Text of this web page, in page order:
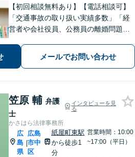
【初回相談無料あり】【電話相談可】
「交通事故の取り扱い実績多数」「経
営者や会社役員、公務員の離婚問題に
に解決」【休日・夜間面談対応】【縮
景園前駅4分】
メールでお問い合わせ
笠原 輔 弁護
士
インタビューを見
る
かさはら法律事務所
広
島
県
|
広島
市中
区
紙屋町東駅
から徒歩1
分
営業時間：10:00
~17:00（平日）